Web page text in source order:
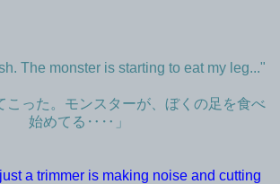
The monster is starting to eat my leg..."
こった。モンスターが、ぼくの足を食べ
始めてる‥‥」
a trimmer is making noise and cutting